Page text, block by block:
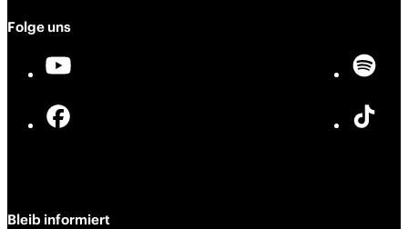
Folge uns
Bleib informiert